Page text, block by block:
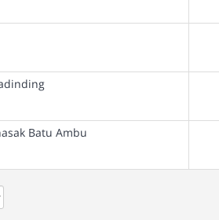
Batu Ambu